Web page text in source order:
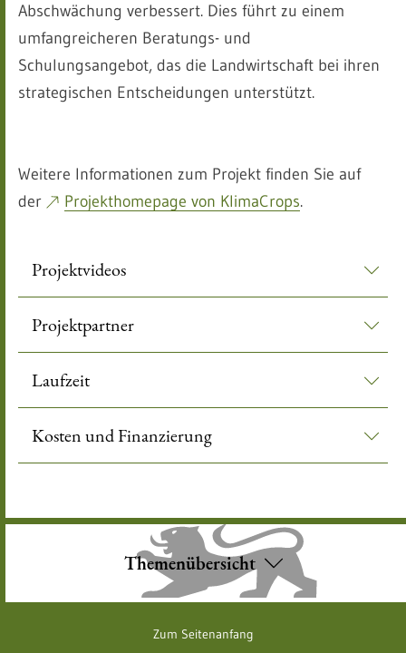
Abschwächung verbessert. Dies führt zu einem
umfangreicheren Beratungs- und
Schulungsangebot, das die Landwirtschaft bei ihren
strategischen Entscheidungen unterstützt.
Weitere Informationen zum Projekt finden Sie auf
der
Projekthomepage von KlimaCrops.
Projektvideos
Projektpartner
Laufzeit
Kosten und Finanzierung
Themenübersicht
Zum Seitenanfang